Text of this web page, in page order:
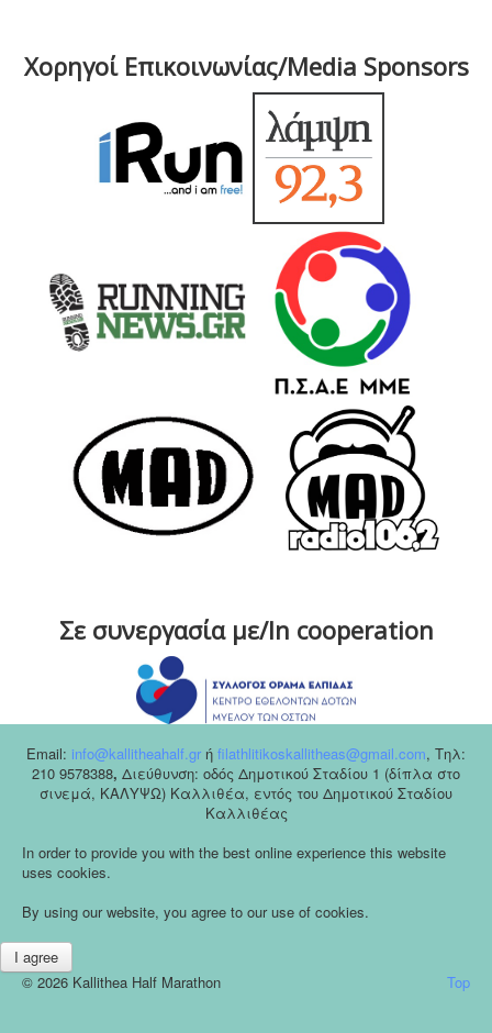
Χορηγοί Επικοινωνίας/Media Sponsors
Σε συνεργασία με/In cooperation
Email: info@kallitheahalf.gr ή filathlitikoskallitheas@gmail.com, Tηλ:
210 9578388, Διεύθυνση: οδός Δημοτικού Σταδίου 1 (δίπλα στο
σινεμά, ΚΑΛΥΨΩ) Καλλιθέα, εντός του Δημοτικού Σταδίου
Καλλιθέας
In order to provide you with the best online experience this website
uses cookies.
By using our website, you agree to our use of cookies.
I agree
Top
© 2026 Kallithea Half Marathon